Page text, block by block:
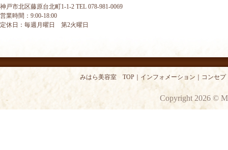
神戸市北区藤原台北町1-1-2 TEL 078-981-0069
営業時間：9:00-18:00
定休日：毎週月曜日 第2火曜日
みはら美容室 TOP インフォメーション コンセプ
Copyright 2026 ©